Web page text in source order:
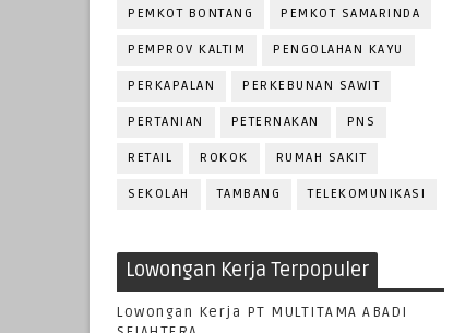
PEMKOT BONTANG PEMKOT SAMARINDA
PEMPROV KALTIM PENGOLAHAN KAYU
PERKAPALAN PERKEBUNAN SAWIT
PERTANIAN PETERNAKAN PNS
RETAIL ROKOK RUMAH SAKIT
SEKOLAH TAMBANG TELEKOMUNIKASI
Lowongan Kerja Terpopuler
Lowongan Kerja PT MULTITAMA ABADI